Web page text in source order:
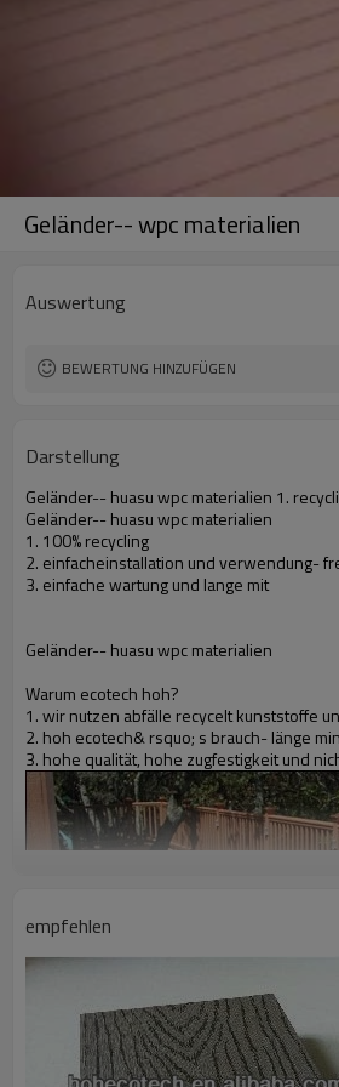
Geländer-- wpc materialien
Auswertung
BEWERTUNG HINZUFÜGEN
Darstellung
Geländer-- huasu wpc materialien 1.
Geländer-- huasu wpc materialien
1. 100% recycling
2. einfacheinstallation und verwendung-
3. einfache wartung und lange mit
Geländer-- huasu wpc materialien
Warum ecotech hoh?
1. wir nutzen abfälle recycelt kunststoffe
2. hoh ecotech& rsquo; s brauch- länge
3. hohe qualität, hohe zugfestigkeit und
empfehlen